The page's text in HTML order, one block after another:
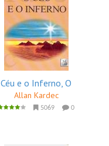
Céu e o Inferno, O
Allan Kardec
5069 0